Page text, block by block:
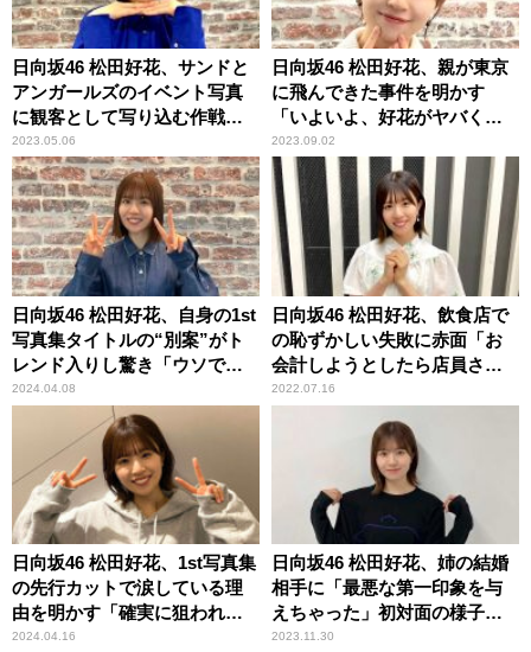
日向坂46 松田好花、サンドと
アンガールズのイベント写真
に観客として写り込む作戦実
行「私を探してみてくださ
い」
2023.05.06
日向坂46 松田好花、親が東京
に飛んできた事件を明かす
「いよいよ、好花がヤバくな
ってる……って（笑）」
2023.09.02
日向坂46 松田好花、自身の1st
写真集タイトルの“別案”がト
レンド入りし驚き「ウソでし
ょ～！？（笑）」
2024.04.08
日向坂46 松田好花、飲食店で
の恥ずかしい失敗に赤面「お
会計しようとしたら店員さん
が……」
2022.07.16
日向坂46 松田好花、1st写真集
の先行カットで涙している理
由を明かす「確実に狙われま
したね（笑）」
2024.04.16
日向坂46 松田好花、姉の結婚
相手に「最悪な第一印象を与
えちゃった」初対面の様子を
告白「メンチ切る感じに……
2023.11.30